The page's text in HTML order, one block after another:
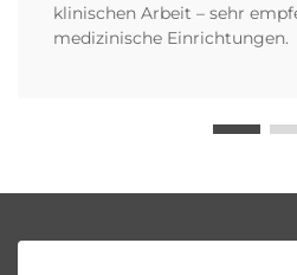
klinischen Arbeit – sehr
medizinische Einrichtungen.